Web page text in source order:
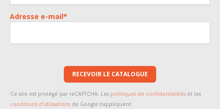
Adresse e-mail*
RECEVOIR LE CATALOGUE
Ce site est protégé par reCAPTCHA. Les politiques de confidentialités et les
conditions d’utilisations de Google s’appliquent.